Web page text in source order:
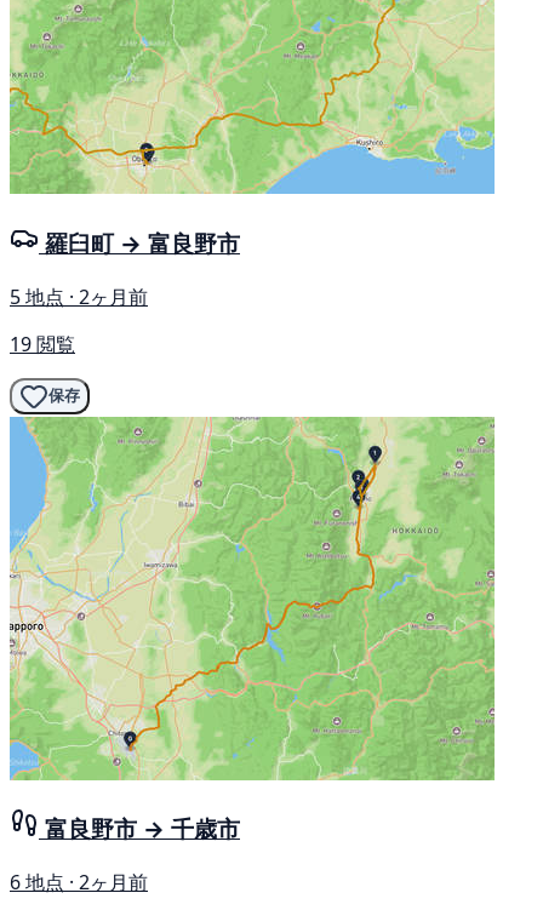
羅臼町 → 富良野市
5 地点 · 2ヶ月前
19 閲覧
保存
富良野市 → 千歳市
6 地点 · 2ヶ月前